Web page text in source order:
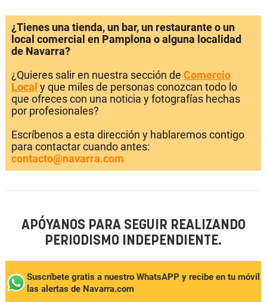
¿Tienes una tienda, un bar, un restaurante o un
local comercial en Pamplona o alguna localidad
de Navarra?
¿Quieres salir en nuestra sección de Comercio
Local y que miles de personas conozcan todo lo
que ofreces con una noticia y fotografías hechas
por profesionales?
Escríbenos a esta dirección y hablaremos contigo
para contactar cuando antes:
contacto@navarra.com
APÓYANOS PARA SEGUIR REALIZANDO
PERIODISMO INDEPENDIENTE.
Suscríbete gratis a nuestro WhatsAPP y recibe en tu móvil
las alertas de Navarra.com